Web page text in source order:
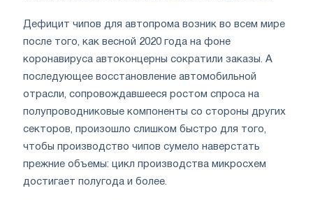
Дефицит чипов для автопрома возник во всем мире
после того, как весной 2020 года на фоне
коронавируса автоконцерны сократили заказы. А
последующее восстановление автомобильной
отрасли, сопровождавшееся ростом спроса на
полупроводниковые компоненты со стороны других
секторов, произошло слишком быстро для того,
чтобы производство чипов сумело наверстать
прежние объемы: цикл производства микросхем
достигает полугода и более.